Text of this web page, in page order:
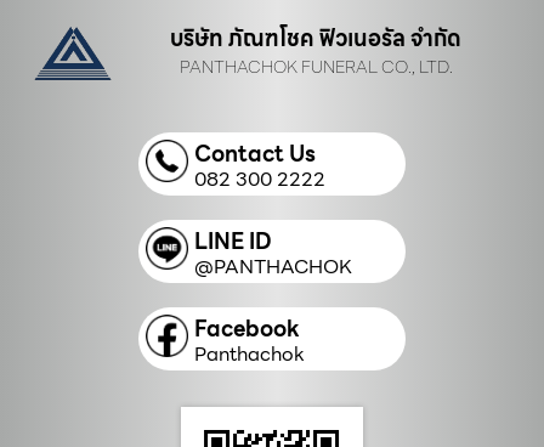
บริษัท ภัณฑโชค ฟิวเนอรัล จำกัด
PANTHACHOK FUNERAL CO., LTD.
Contact Us
082 300 2222
LINE ID
@PANTHACHOK
Facebook
Panthachok